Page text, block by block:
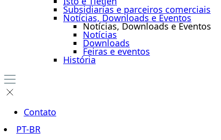
Subsidiarias e parceiros comerciais
Notícias, Downloads e Eventos
Notícias, Downloads e Eventos
Notícias
Downloads
Feiras e eventos
História
Contato
PT-BR